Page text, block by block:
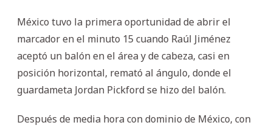
México tuvo la primera oportunidad de abrir el
marcador en el minuto 15 cuando Raúl Jiménez
aceptó un balón en el área y de cabeza, casi en
posición horizontal, remató al ángulo, donde el
guardameta Jordan Pickford se hizo del balón.
Después de media hora con dominio de México, con